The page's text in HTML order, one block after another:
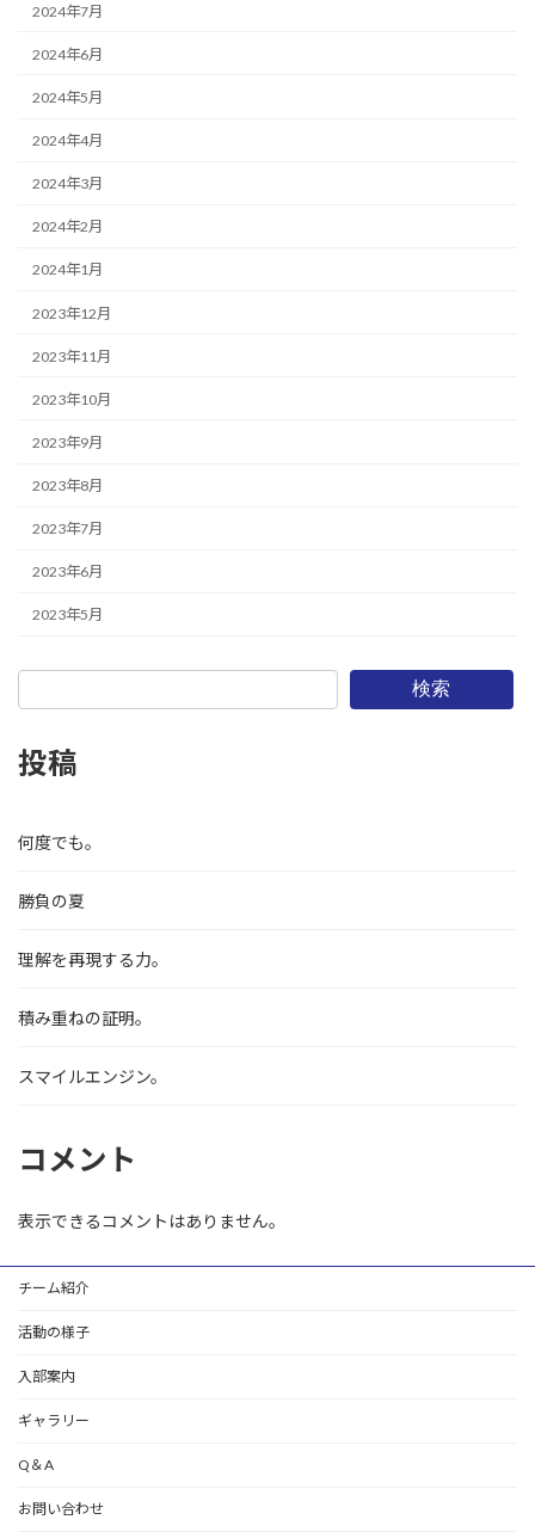
2024年7月
2024年6月
2024年5月
2024年4月
2024年3月
2024年2月
2024年1月
2023年12月
2023年11月
2023年10月
2023年9月
2023年8月
2023年7月
2023年6月
2023年5月
検索
投稿
何度でも。
勝負の夏
理解を再現する力。
積み重ねの証明。
スマイルエンジン。
コメント
表示できるコメントはありません。
チーム紹介
活動の様子
入部案内
ギャラリー
Q＆A
お問い合わせ